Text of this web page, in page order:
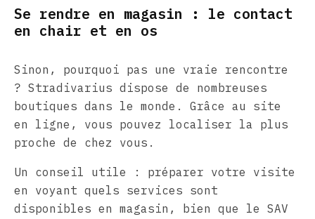
Se rendre en magasin : le contact
en chair et en os
Sinon, pourquoi pas une vraie rencontre
? Stradivarius dispose de nombreuses
boutiques dans le monde. Grâce au site
en ligne, vous pouvez localiser la plus
proche de chez vous.
Un conseil utile : préparer votre visite
en voyant quels services sont
disponibles en magasin, bien que le SAV